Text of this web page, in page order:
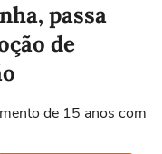
passa
de
de 15 anos com